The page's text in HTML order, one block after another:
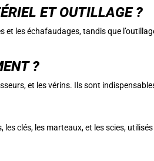
ET OUTILLAGE ?
les échafaudages, tandis que
?
et les vérins. Ils sont
clés, les marteaux, et les scies,